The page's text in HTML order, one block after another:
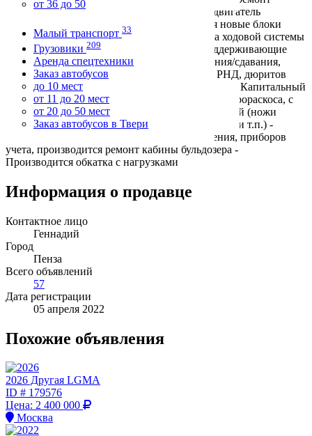
от 36 до 50
Малый транспорт 33
Грузовики 209
Аренда спецтехники
Заказ автобусов
до 10 мест
от 11 до 20 мест
от 20 до 50 мест
Заказ автобусов в Твери
каждого узла бульдозера - Устанавливается двигатель
прошедший капремонт и - Устанавливаются новые блоки
управления и гидрораспределители - Замена ходовой системы
бульдозера (новые гусеницы, опорные и поддерживающие
катки, натяжные колеса, механизмы натяжения/сдавания,
сегменты ведущего колеса). - Замена РВД и РНД, дюритов
уплотнительных колец, РТИ. - Замена насосов. - Капитальный
ремонт гидроцилиндров отвала, рыхлителя, гидрораскоса, с
заменой штоков. - Замена всех расходных деталей (ножи
отвала, наконечник стойки рыхлителя, фильтры и т.п.) -
Замена электропроводки, приборов управления, приборов
учета, производится ремонт кабины бульдозера -
Производится обкатка с нагрузками
Информация о продавце
Контактное лицо
Геннадий
Город
Пенза
Всего объявлений
57
Дата регистрации
05 апреля 2022
Похожие объявления
2026 Другая LGMA
ID # 179576
Цена: 2 400 000
Москва